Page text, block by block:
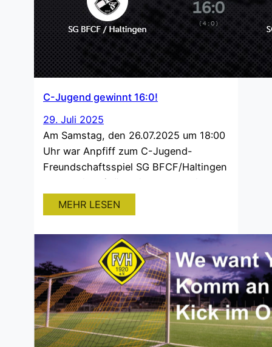
bedanken. Nicht zuletzt ist natürlich…
C-Jugend gewinnt 16:0!
29. Juli 2025
Am Samstag, den 26.07.2025 um 18:00
Uhr war Anpfiff zum C-Jugend-
Freundschaftsspiel SG BFCF/Haltingen
– SG Steinen/Höllstein 2. Das Spiel war
von Anfang an in der Hand der SG
BFCF/Haltingen. Zur Halbzeit gingen
in die Pause, in der 2. Halbzeit ging es
dann schlag auf schlag. Am Ende war
das…
MEHR LESEN